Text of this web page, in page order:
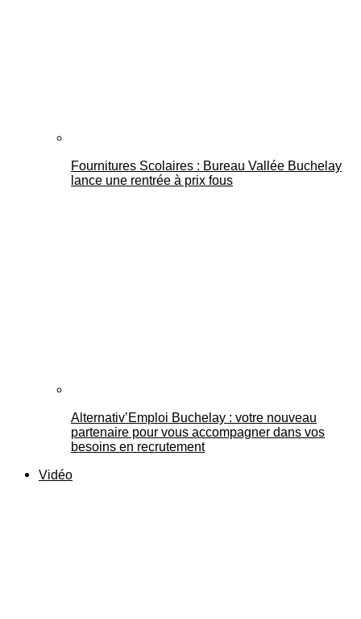
Fournitures Scolaires : Bureau Vallée Buchelay
lance une rentrée à prix fous
Alternativ’Emploi Buchelay : votre nouveau
partenaire pour vous accompagner dans vos
besoins en recrutement
Vidéo